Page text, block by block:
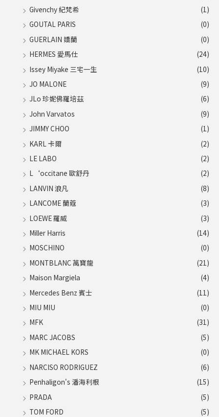
Givenchy 紀梵希
(1)
GOUTAL PARIS
(0)
GUERLAIN 嬌蘭
(0)
HERMES 愛馬仕
(24)
Issey Miyake 三宅一生
(10)
JO MALONE
(9)
JLo 珍妮佛羅培茲
(6)
John Varvatos
(9)
JIMMY CHOO
(1)
KARL 卡爾
(2)
LE LABO
(2)
L‘occitane 歐舒丹
(2)
LANVIN 浪凡
(8)
LANCOME 蘭蔻
(3)
LOEWE 羅威
(3)
Miller Harris
(14)
MOSCHINO
(0)
MONTBLANC 萬寶龍
(21)
Maison Margiela
(4)
Mercedes Benz 賓士
(11)
MIU MIU
(0)
MFK
(31)
MARC JACOBS
(5)
MK MICHAEL KORS
(0)
NARCISO RODRIGUEZ
(6)
Penhaligon's 潘海利根
(15)
PRADA
(5)
TOM FORD
(5)